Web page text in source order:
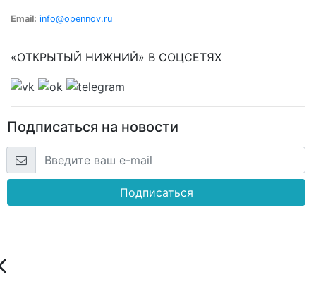
Email: info@opennov.ru
«ОТКРЫТЫЙ НИЖНИЙ» В СОЦСЕТЯХ
Подписаться на новости
Подписаться